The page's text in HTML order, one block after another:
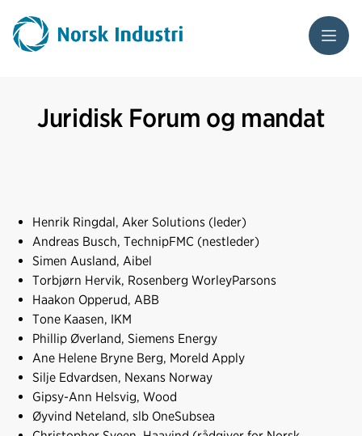
Meny
Juridisk Forum og mandat
Henrik Ringdal, Aker Solutions (leder)
Andreas Busch, TechnipFMC (nestleder)
Simen Ausland, Aibel
Torbjørn Hervik, Rosenberg WorleyParsons
Haakon Opperud, ABB
Tone Kaasen, IKM
Phillip Øverland, Siemens Energy
Ane Helene Bryne Berg, Moreld Apply
Silje Edvardsen, Nexans Norway
Gipsy-Ann Helsvig, Wood
Øyvind Neteland, slb OneSubsea